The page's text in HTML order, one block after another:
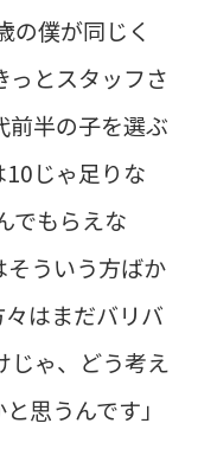
の僕が同じく
っとスタッフさ
前半の子を選ぶ
10じゃ足りな
でもらえな
ういう方ばか
はまだバリバ
じゃ、どう考え
思うんです」